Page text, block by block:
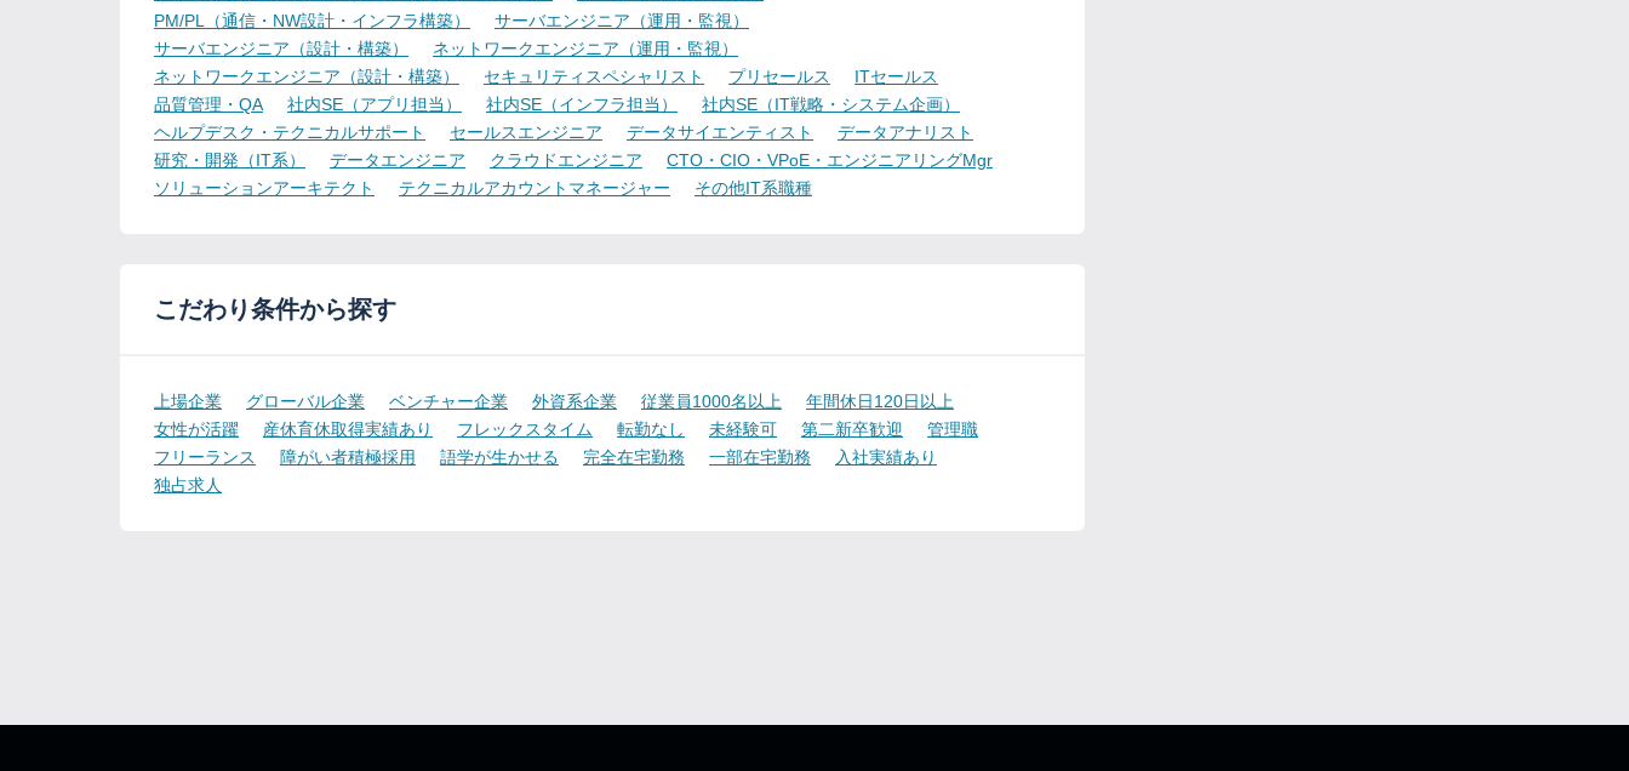
PM/PL（通信・NW設計・インフラ構築）
サーバエンジニア（運用・監視）
サーバエンジニア（設計・構築）
ネットワークエンジニア（運用・監視）
ネットワークエンジニア（設計・構築）
セキュリティスペシャリスト プリセールス
ITセールス
品質管理・QA
社内SE（アプリ担当） 社内SE（インフラ担当）
社内SE（IT戦略・システム企画）
ヘルプデスク・テクニカルサポート
セールスエンジニア データサイエンティスト
データアナリスト
研究・開発（IT系）
データエンジニア クラウドエンジニア
CTO・CIO・VPoE・エンジニアリングMgr
ソリューションアーキテクト
テクニカルアカウントマネージャー その他IT系職種
こだわり条件から探す
上場企業 グローバル企業 ベンチャー企業 外資系企業 従業員1000名以上
年間休日120日以上
女性が活躍
産休育休取得実績あり フレックスタイム 転勤なし 未経験可 第二新卒歓迎
管理職
フリーランス
障がい者積極採用 語学が生かせる 完全在宅勤務 一部在宅勤務
入社実績あり
独占求人